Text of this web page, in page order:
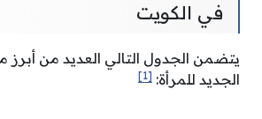
في الكويت
يتضمن الجدول التالي العديد من أبرز
الجديد للمرأة: [1]